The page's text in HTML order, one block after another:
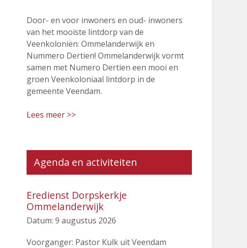
Door- en voor inwoners en oud- inwoners
van het mooiste lintdorp van de
Veenkoloniën: Ommelanderwijk en
Nummero Dertien! Ommelanderwijk vormt
samen met Numero Dertien een mooi en
groen Veenkoloniaal lintdorp in de
gemeente Veendam.
Lees meer >>
Agenda en activiteiten
Eredienst Dorpskerkje
Ommelanderwijk
Datum: 9 augustus 2026
Voorganger: Pastor Kulk uit Veendam